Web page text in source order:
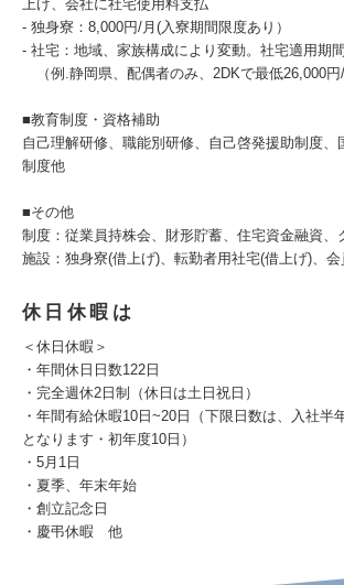
上げ、会社に社宅使用料支払
- 独身寮：8,000円/月(入寮期間限度あり）
- 社宅：地域、家族構成により変動。社宅適用期
（例.静岡県、配偶者のみ、2DKで最低26,000円
■教育制度・資格補助
自己理解研修、職能別研修、自己啓発援助制度、
制度他
■その他
制度：従業員持株会、財形貯蓄、住宅資金融資、
施設：独身寮(借上げ)、転勤者用社宅(借上げ)、
休日休暇は
＜休日休暇＞
・年間休日日数122日
・完全週休2日制（休日は土日祝日）
・年間有給休暇10日~20日（下限日数は、入社半
となります・初年度10日）
・5月1日
・夏季、年末年始
・創立記念日
・慶弔休暇 他